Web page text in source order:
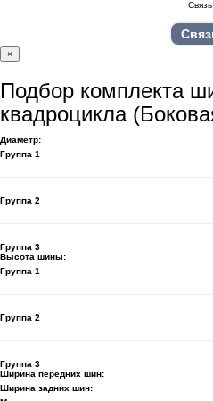
×
Подбор комплекта
квадроцикла
Диаметр:
Группа 1
Группа 2
Группа 3
Высота шины:
Группа 1
Группа 2
Группа 3
Ширина передних шин:
Ширина задних шин: